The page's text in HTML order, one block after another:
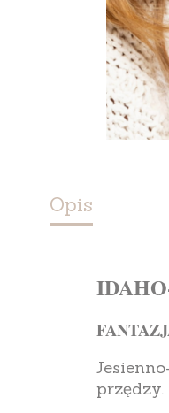
Opis
przędzy.